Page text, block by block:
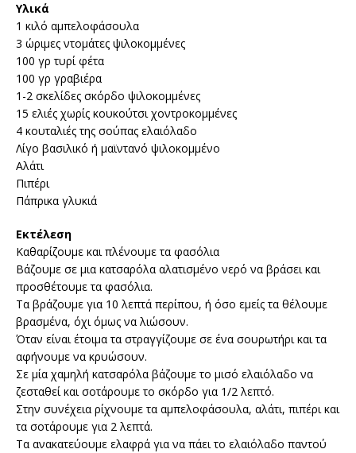
Υλικά
1 κιλό αμπελοφάσουλα
3 ώριμες ντομάτες ψιλοκομμένες
100 γρ τυρί φέτα
100 γρ γραβιέρα
1-2 σκελίδες σκόρδο ψιλοκομμένες
15 ελιές χωρίς κουκούτσι χοντροκομμένες
4 κουταλιές της σούπας ελαιόλαδο
Λίγο βασιλικό ή μαϊντανό ψιλοκομμένο
Αλάτι
Πιπέρι
Πάπρικα γλυκιά
Εκτέλεση
Καθαρίζουμε και πλένουμε τα φασόλια
Βάζουμε σε μια κατσαρόλα αλατισμένο νερό να βράσει και
προσθέτουμε τα φασόλια.
Τα βράζουμε για 10 λεπτά περίπου, ή όσο εμείς τα θέλουμε
βρασμένα, όχι όμως να λιώσουν.
Όταν είναι έτοιμα τα στραγγίζουμε σε ένα σουρωτήρι και τα
αφήνουμε να κρυώσουν.
Σε μία χαμηλή κατσαρόλα βάζουμε το μισό ελαιόλαδο να
ζεσταθεί και σοτάρουμε το σκόρδο για 1/2 λεπτό.
Στην συνέχεια ρίχνουμε τα αμπελοφάσουλα, αλάτι, πιπέρι και
τα σοτάρουμε για 2 λεπτά.
Τα ανακατεύουμε ελαφρά για να πάει το ελαιόλαδο παντού